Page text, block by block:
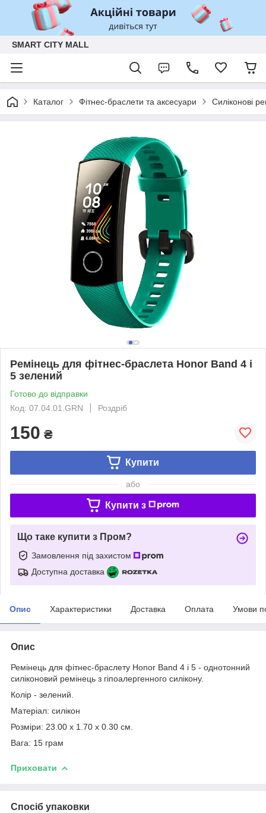
SMART CITY MALL
Каталог Фітнес-браслети та аксесуари Силіконові
Ремінець для фітнес-браслета Honor Band 4 і
5 зелений
Готово до відправки
Код: 07.04.01.GRN
Роздріб
150 ₴
Купити
або
Купити з
Що таке купити з Пром?
Замовлення під захистом
Доступна доставка
Опис Характеристики Доставка Оплата Умови
Опис
Ремінець для фітнес-браслету Honor Band 4 і 5 - однотонний
силіконовий ремінець з гіпоалергенного силікону.
Колір - зелений.
Матеріал: силікон
Розміри: 23.00 х 1.70 х 0.30 см.
Вага: 15 грам
Приховати
Спосіб упаковки